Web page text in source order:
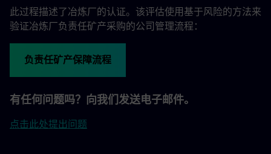
此过程描述了冶炼厂的认证。该评估使用基于风险的方法来
验证冶炼厂负责任矿产采购的公司管理流程：
负责任矿产保障流程
有任何问题吗？向我们发送电子邮件。
点击此处提出问题